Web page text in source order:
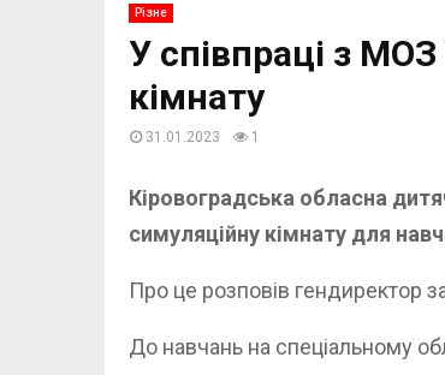
Різне
У співпраці з
кімнату
31.01.2023 1
Кіровоградська обласна
симуляційну кімнату для
Про це розповів гендиректор
До навчань на спеціальному